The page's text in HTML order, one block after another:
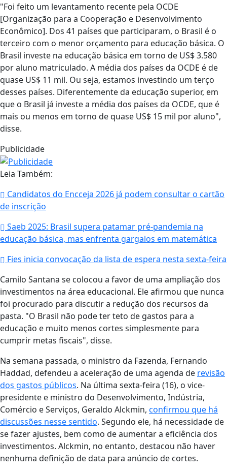
"Foi feito um levantamento recente pela OCDE
[Organização para a Cooperação e Desenvolvimento
Econômico]. Dos 41 países que participaram, o Brasil é o
terceiro com o menor orçamento para educação básica. O
Brasil investe na educação básica em torno de US$ 3.580
por aluno matriculado. A média dos países da OCDE é de
quase US$ 11 mil. Ou seja, estamos investindo um terço
desses países. Diferentemente da educação superior, em
que o Brasil já investe a média dos países da OCDE, que é
mais ou menos em torno de quase US$ 15 mil por aluno",
disse.
Publicidade
Leia Também:
Candidatos do Encceja 2026 já podem consultar o cartão
de inscrição
Saeb 2025: Brasil supera patamar pré-pandemia na
educação básica, mas enfrenta gargalos em matemática
Fies inicia convocação da lista de espera nesta sexta-feira
Camilo Santana se colocou a favor de uma ampliação dos
investimentos na área educacional. Ele afirmou que nunca
foi procurado para discutir a redução dos recursos da
pasta. "O Brasil não pode ter teto de gastos para a
educação e muito menos cortes simplesmente para
cumprir metas fiscais", disse.
Na semana passada, o ministro da Fazenda, Fernando
Haddad, defendeu a aceleração de uma agenda de revisão
dos gastos públicos. Na última sexta-feira (16), o vice-
presidente e ministro do Desenvolvimento, Indústria,
Comércio e Serviços, Geraldo Alckmin, confirmou que há
discussões nesse sentido. Segundo ele, há necessidade de
se fazer ajustes, bem como de aumentar a eficiência dos
investimentos. Alckmin, no entanto, destacou não haver
nenhuma definição de data para anúncio de cortes.